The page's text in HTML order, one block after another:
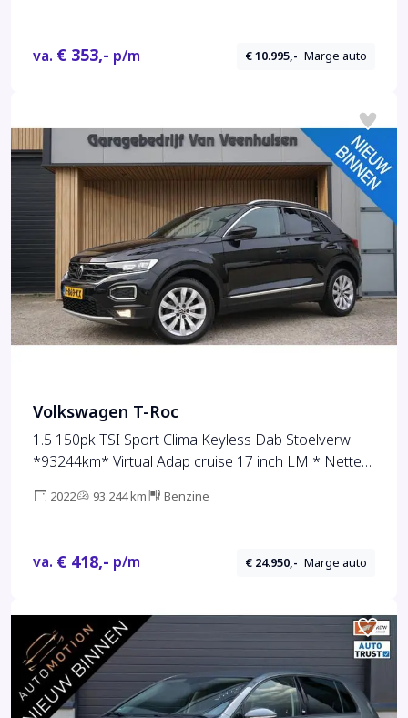
va. € 353,- p/m € 10.995,- Marge auto
Volkswagen T-Roc
1.5 150pk TSI Sport Clima Keyless Dab Stoelverw
*93244km* Virtual Adap cruise 17 inch LM * Nette
2022 93.244 km Benzine
va. € 418,- p/m € 24.950,- Marge auto